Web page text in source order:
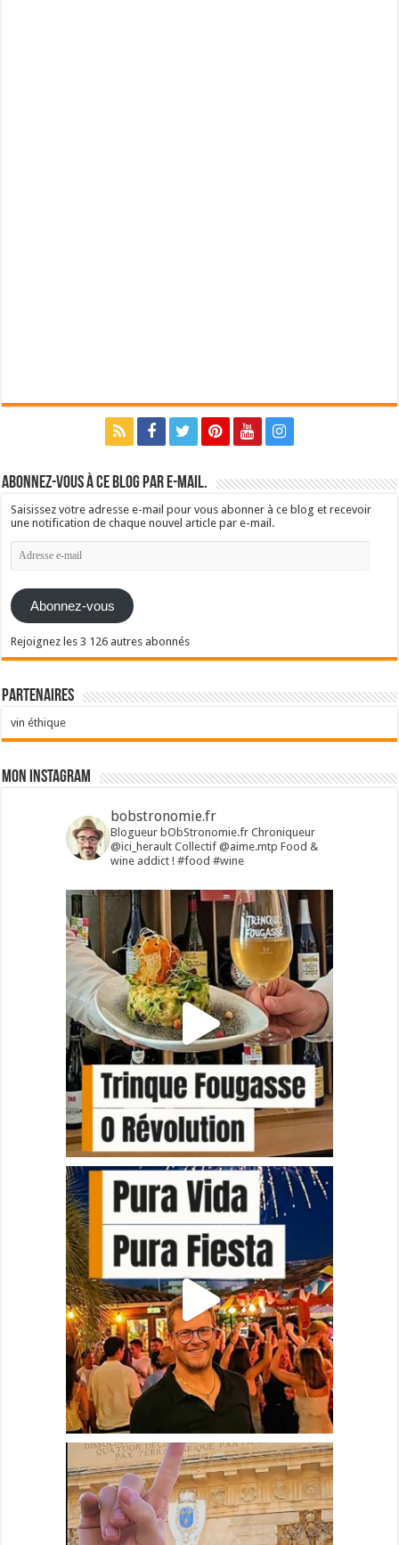
Abonnez-vous à ce blog par e-mail.
Saisissez votre adresse e-mail pour vous abonner à ce blog et recevoir
une notification de chaque nouvel article par e-mail.
Adresse
e-
Abonnez-vous
Rejoignez les 3 126 autres abonnés
Partenaires
vin éthique
Mon Instagram
bobstronomie.fr
Blogueur bObStronomie.fr Chroniqueur
@ici_heraultCollectif @aime.mtp Food &
wine addict !#food #wine